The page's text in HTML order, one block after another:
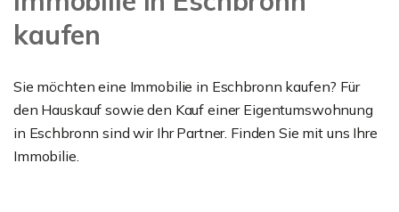
kaufen
Sie möchten eine Immobilie in Eschbronn kaufen? Für
den Hauskauf sowie den Kauf einer Eigentumswohnung
in Eschbronn sind wir Ihr Partner. Finden Sie mit uns Ihre
Immobilie.